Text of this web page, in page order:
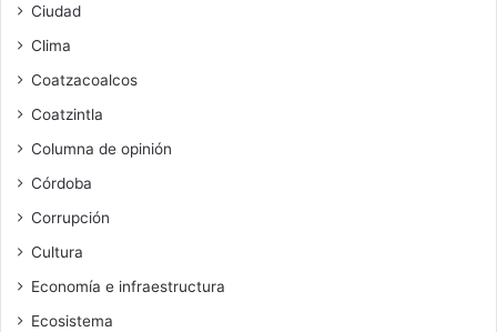
Ciudad
Clima
Coatzacoalcos
Coatzintla
Columna de opinión
Córdoba
Corrupción
Cultura
Economía e infraestructura
Ecosistema